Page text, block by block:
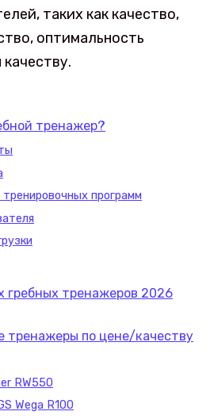
таких как качество,
оптимальность
тренажер?
программ
гребных тренажеров 2026
тренажеры по цене/качеству
RW550
Wega R100